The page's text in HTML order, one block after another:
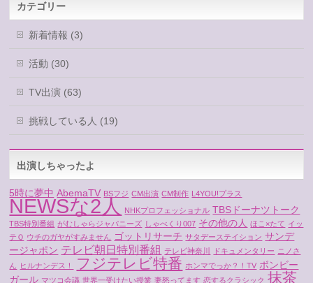
カテゴリー
新着情報 (3)
活動 (30)
TV出演 (63)
挑戦している人 (19)
出演しちゃったよ
5時に夢中 AbemaTV BSフジ CM出演 CM制作 L4YOU!プラス
NEWSな2人 NHKプロフェッショナル TBSドーナツトーク
TBS特別番組 がむしゃらジャパニーズ しゃべくり007 その他の人 ほこ×たて イッ
テＱ ウチのガヤがすみません ゴットリサーチ サタデーステイション サンデ
ージャポン テレビ朝日特別番組 テレビ神奈川 ドキュメンタリー ニノさ
ん ヒルナンデス！ フジテレビ特番 ホンマでっか？！TV ボンビー
ガール マツコ会議 世界一受けたい授業 妻怒ってます 恋するクラシック 抹茶